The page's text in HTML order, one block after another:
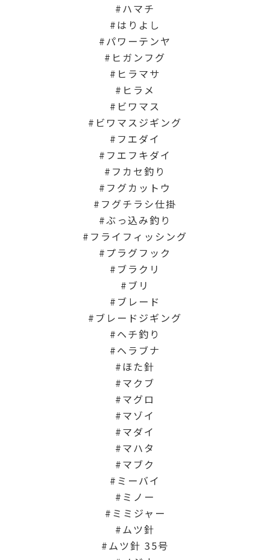
ハマチ
はりよし
パワーテンヤ
ヒガンフグ
ヒラマサ
ヒラメ
ビワマス
ビワマスジギング
フエダイ
フエフキダイ
フカセ釣り
フグカットウ
フグチラシ仕掛
ぶっ込み釣り
フライフィッシング
プラグフック
ブラクリ
ブリ
ブレード
ブレードジギング
ヘチ釣り
ヘラブナ
ほた針
マクブ
マグロ
マゾイ
マダイ
マハタ
マブク
ミーバイ
ミノー
ミミジャー
ムツ針
ムツ針 35号